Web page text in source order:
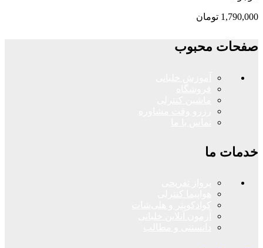
1,790,000 تومان
صفحات محبوب
خدمات ما